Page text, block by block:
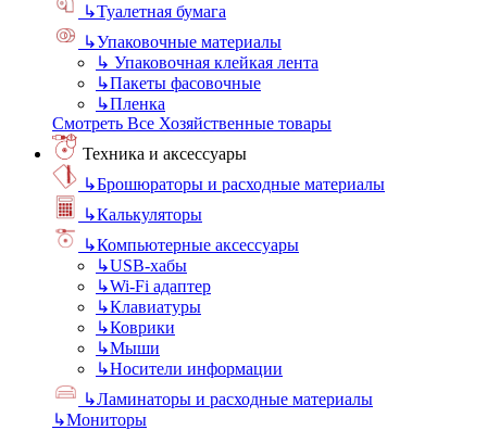
↳Туалетная бумага
↳Упаковочные материалы
↳ Упаковочная клейкая лента
↳Пакеты фасовочные
↳Пленка
Смотреть Все Хозяйственные товары
Техника и аксессуары
↳Брошюраторы и расходные материалы
↳Калькуляторы
↳Компьютерные аксессуары
↳USB-хабы
↳Wi-Fi адаптер
↳Клавиатуры
↳Коврики
↳Мыши
↳Носители информации
↳Ламинаторы и расходные материалы
↳Мониторы